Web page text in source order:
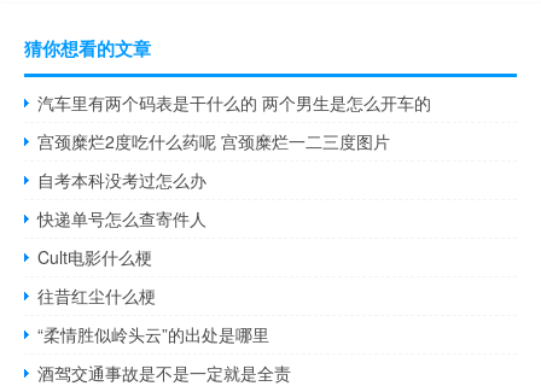
猜你想看的文章
汽车里有两个码表是干什么的 两个男生是怎么开车的
宫颈糜烂2度吃什么药呢 宫颈糜烂一二三度图片
自考本科没考过怎么办
快递单号怎么查寄件人
Cult电影什么梗
往昔红尘什么梗
“柔情胜似岭头云”的出处是哪里
酒驾交通事故是不是一定就是全责